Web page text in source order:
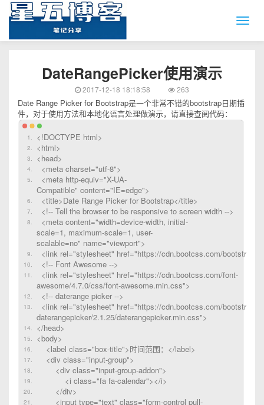
DateRangePicker使用演示
2017-12-18 18:18:58 263
Date Range Picker for Bootstrap是一个非常不错的bootstrap日期插
件，对于使用方法和本地化语言处理做演示，请直接查阅代码：
<!DOCTYPE html>
<html>
<head>
<meta charset="utf-8">
<meta http-equiv="X-UA-
Compatible" content="IE=edge">
<title>Date Range Picker for Bootstrap</title>
<!-- Tell the browser to be responsive to screen width -->
<meta content="width=device-width, initial-
scale=1, maximum-scale=1, user-
scalable=no" name="viewport">
<link rel="stylesheet" href="https://cdn.bootcss.com/bootstrap/
<!-- Font Awesome -->
<link rel="stylesheet" href="https://cdn.bootcss.com/font-
awesome/4.7.0/css/font-awesome.min.css">
<!-- daterange picker -->
<link rel="stylesheet" href="https://cdn.bootcss.com/bootstrap-
daterangepicker/2.1.25/daterangepicker.min.css">
</head>
<body>
<label class="box-title">时间范围：</label>
<div class="input-group">
<div class="input-group-addon">
<i class="fa fa-calendar"></i>
</div>
<input type="text" class="form-control pull-